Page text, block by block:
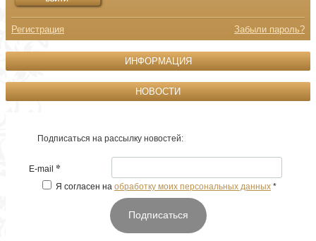
Регистрация Забыли пароль?
ИНФОРМАЦИЯ
НОВОСТИ
Подписаться на рассылку новостей:
E-mail *
Я согласен на обработку моих персональных данных *
Подписаться